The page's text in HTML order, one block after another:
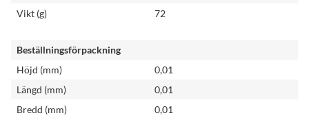
Vikt (g)
72
Beställningsförpackning
Höjd (mm)
0,01
Längd (mm)
0,01
Bredd (mm)
0,01